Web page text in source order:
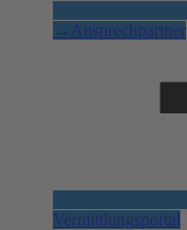
→ Ansprechpartner
Vermittlungsportal